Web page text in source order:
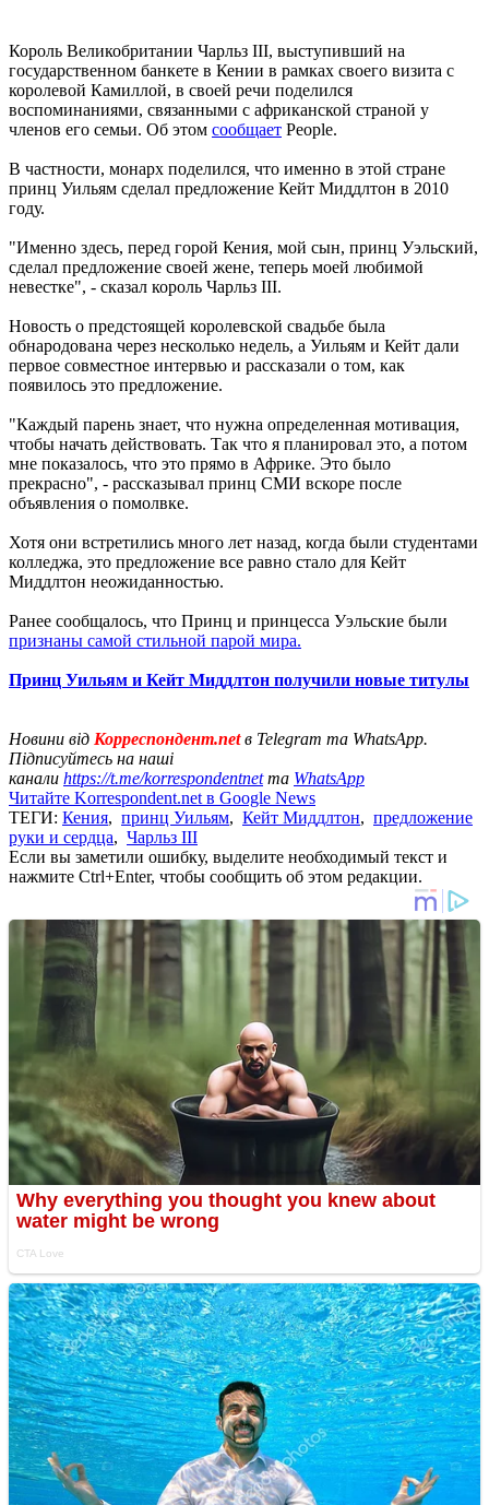
Король Великобритании Чарльз III, выступивший на
государственном банкете в Кении в рамках своего визита с
королевой Камиллой, в своей речи поделился
воспоминаниями, связанными с африканской страной у
членов его семьи. Об этом сообщает People.
В частности, монарх поделился, что именно в этой стране
принц Уильям сделал предложение Кейт Миддлтон в 2010
году.
"Именно здесь, перед горой Кения, мой сын, принц Уэльский,
сделал предложение своей жене, теперь моей любимой
невестке", - сказал король Чарльз III.
Новость о предстоящей королевской свадьбе была
обнародована через несколько недель, а Уильям и Кейт дали
первое совместное интервью и рассказали о том, как
появилось это предложение.
"Каждый парень знает, что нужна определенная мотивация,
чтобы начать действовать. Так что я планировал это, а потом
мне показалось, что это прямо в Африке. Это было
прекрасно", - рассказывал принц СМИ вскоре после
объявления о помолвке.
Хотя они встретились много лет назад, когда были студентами
колледжа, это предложение все равно стало для Кейт
Миддлтон неожиданностью.
Ранее сообщалось, что Принц и принцесса Уэльские были
признаны самой стильной парой мира.
Принц Уильям и Кейт Миддлтон получили новые титулы
Новини від Корреспондент.netв Telegram та WhatsApp.
Підписуйтесь на наші
канали https://t.me/korrespondentnetта WhatsApp
Читайте Korrespondent.net в Google News
ТЕГИ: Кения, принц Уильям, Кейт Миддлтон, предложение
руки и сердца, Чарльз ІІІ
Если вы заметили ошибку, выделите необходимый текст и
нажмите Ctrl+Enter, чтобы сообщить об этом редакции.